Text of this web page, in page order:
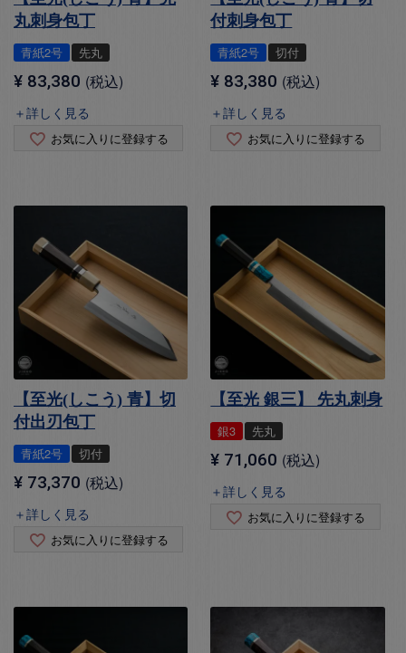
丸刺身包丁
青紙2号 先丸
¥ 83,380 税込
＋詳しく見る
お気に入りに登録する
付刺身包丁
青紙2号 切付
¥ 83,380 税込
＋詳しく見る
お気に入りに登録する
【至光(しこう) 青】切
付出刃包丁
青紙2号 切付
¥ 73,370 税込
＋詳しく見る
お気に入りに登録する
【至光 銀三】 先丸刺身
銀3 先丸
¥ 71,060 税込
＋詳しく見る
お気に入りに登録する